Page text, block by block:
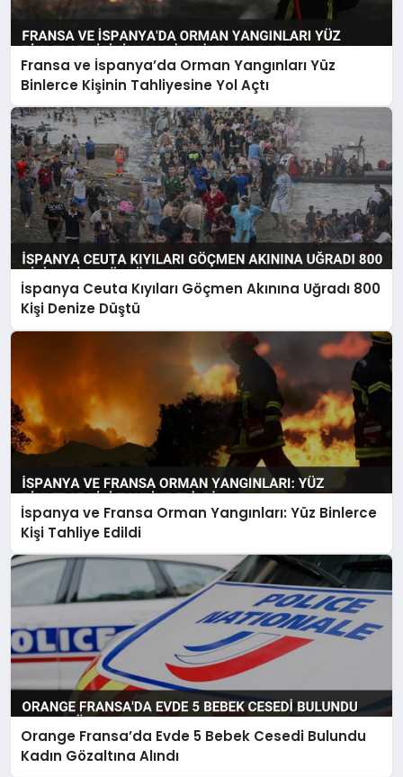
Fransa ve İspanya’da Orman Yangınları Yüz
Binlerce Kişinin Tahliyesine Yol Açtı
İspanya Ceuta Kıyıları Göçmen Akınına Uğradı 800
Kişi Denize Düştü
İspanya ve Fransa Orman Yangınları: Yüz Binlerce
Kişi Tahliye Edildi
Orange Fransa’da Evde 5 Bebek Cesedi Bulundu
Kadın Gözaltına Alındı